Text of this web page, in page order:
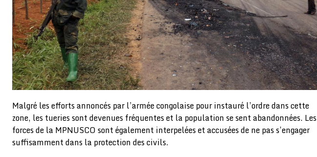
Malgré les efforts annoncés par l’armée congolaise pour instauré l’ordre dans cette
zone, les tueries sont devenues fréquentes et la population se sent abandonnées. Les
forces de la MPNUSCO sont également interpelées et accusées de ne pas s’engager
suffisamment dans la protection des civils.